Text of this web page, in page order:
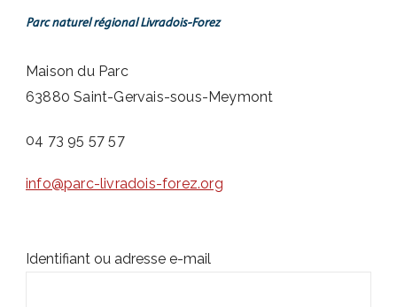
Parc naturel régional Livradois-Forez
Maison du Parc
63880 Saint-Gervais-sous-Meymont
04 73 95 57 57
info@parc-livradois-forez.org
Identifiant ou adresse e-mail